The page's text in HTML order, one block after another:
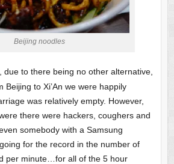
Beijing noodles
to there being no other alternative,
Beijing to Xi’An we were happily
was relatively empty. However,
there were hackers, coughers and
somebody with a Samsung
for the record in the number of
per minute…for all of the 5 hour